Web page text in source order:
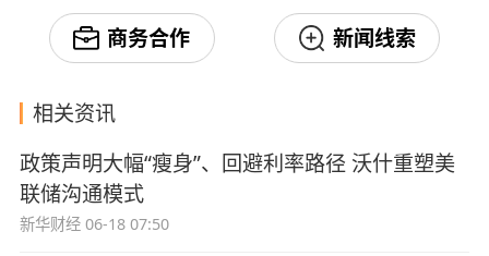
商务合作 新闻线索
相关资讯
政策声明大幅“瘦身”、回避利率路径 沃什重塑美
联储沟通模式
新华财经 06-18 07:50